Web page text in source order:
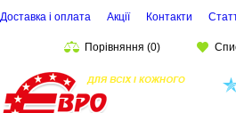
Доставка і оплата Акції Контакти
Порівняння (0)